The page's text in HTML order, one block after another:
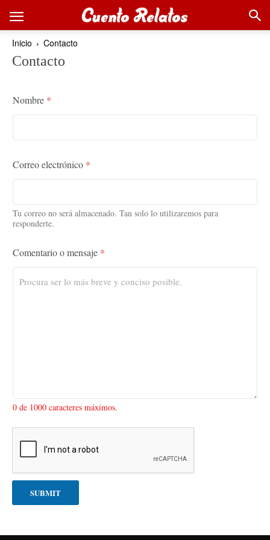
Inicio Contacto
Contacto
Nombre *
Correo electrónico *
Tu correo no será almacenado. Tan solo lo utilizaremos para
responderte.
Comentario o mensaje *
0 de 1000 caracteres máximos.
SUBMIT